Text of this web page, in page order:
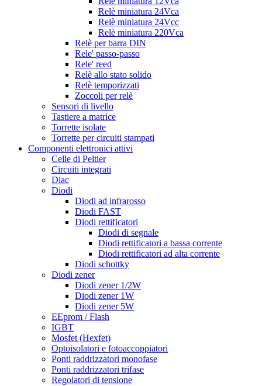
Relè miniatura 24Vca
Relè miniatura 24Vcc
Relè miniatura 220Vca
Relè per barra DIN
Rele' passo-passo
Rele' reed
Relè allo stato solido
Relè temporizzati
Zoccoli per relè
Sensori di livello
Tastiere a matrice
Torrette isolate
Torrette per circuiti stampati
Componenti elettronici attivi
Celle di Peltier
Circuiti integrati
Diac
Diodi
Diodi ad infrarosso
Diodi FAST
Diodi rettificatori
Diodi di segnale
Diodi rettificatori a bassa corrente
Diodi rettificatori ad alta corrente
Diodi schottky
Diodi zener
Diodi zener 1/2W
Diodi zener 1W
Diodi zener 5W
EEprom / Flash
IGBT
Mosfet (Hexfet)
Optoisolatori e fotoaccoppiatori
Ponti raddrizzatori monofase
Ponti raddrizzatori trifase
Regolatori di tensione